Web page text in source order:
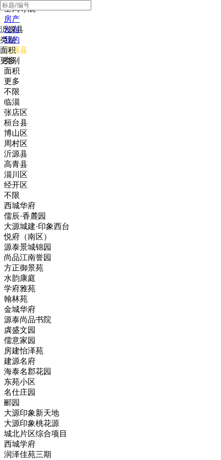
全局导航
房产
发布
我的
沂源县
类别
面积
更多
沂源县
类别
面积
更多
不限
临淄
张店区
桓台县
博山区
周村区
沂源县
高青县
淄川区
经开区
不限
西城华府
儒辰·香麓园
大源城建·印象西台
悦府（南区）
源泰景城锦园
尚品江南誉园
方正御景苑
水韵康庭
学府雅苑
翰林苑
金城华府
源泰尚品书院
虡盛文园
儒意家园
房建怡泽苑
建源名府
海泰名郡花园
东苑小区
名仕庄园
郦园
大源印象新天地
大源印象桃花源
城北片区综合项目
西城学府
润泽佳苑三期